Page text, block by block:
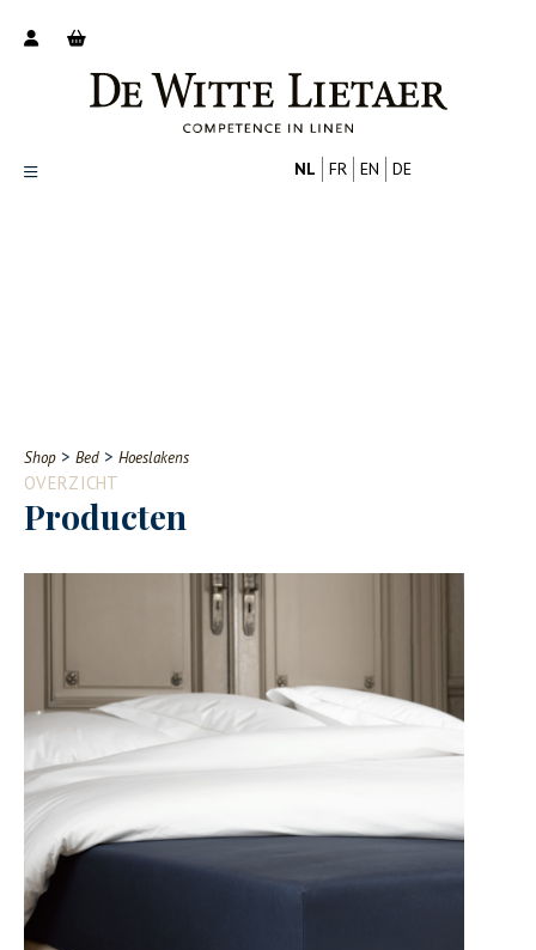
Contact
NL FR EN DE
Shop > Bed > Hoeslakens
OVERZICHT
Producten